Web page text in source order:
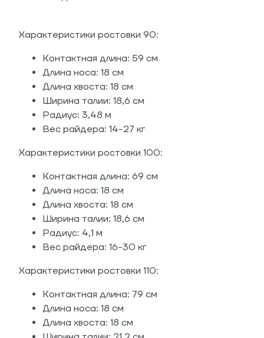
Характеристики ростовки 90:
Контактная длина: 59 см
Длина носа: 18 см
Длина хвоста: 18 см
Ширина талии: 18,6 см
Радиус: 3,48 м
Вес райдера: 14-27 кг
Характеристики ростовки 100:
Контактная длина: 69 см
Длина носа: 18 см
Длина хвоста: 18 см
Ширина талии: 18,6 см
Радиус: 4,1 м
Вес райдера: 16-30 кг
Характеристики ростовки 110:
Контактная длина: 79 см
Длина носа: 18 см
Длина хвоста: 18 см